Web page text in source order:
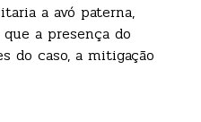
a avó paterna,
a presença do
do caso, a mitigação